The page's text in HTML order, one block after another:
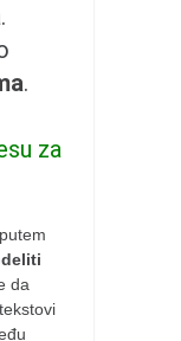
.
za
da